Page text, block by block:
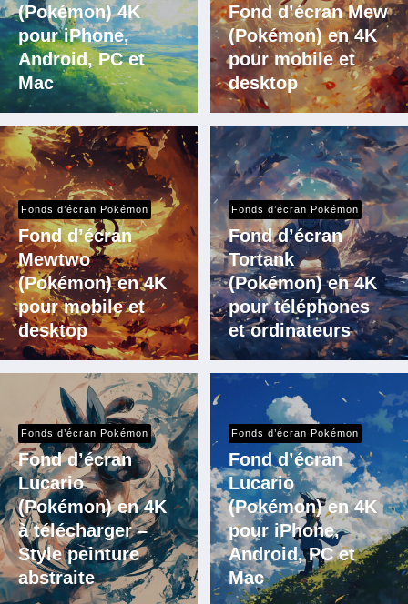
(Pokémon) 4K
pour iPhone,
Android, PC et
Mac
Fond d’écran Mew
(Pokémon) en 4K
pour mobile et
desktop
Fonds d’écran Pokémon
Fond d’écran
Mewtwo
(Pokémon) en 4K
pour mobile et
desktop
Fonds d’écran Pokémon
Fond d’écran
Tortank
(Pokémon) en 4K
pour téléphones
et ordinateurs
Fonds d’écran Pokémon
Fond d’écran
Lucario
(Pokémon) en 4K
à télécharger –
Style peinture
abstraite
Fonds d’écran Pokémon
Fond d’écran
Lucario
(Pokémon) en 4K
pour iPhone,
Android, PC et
Mac